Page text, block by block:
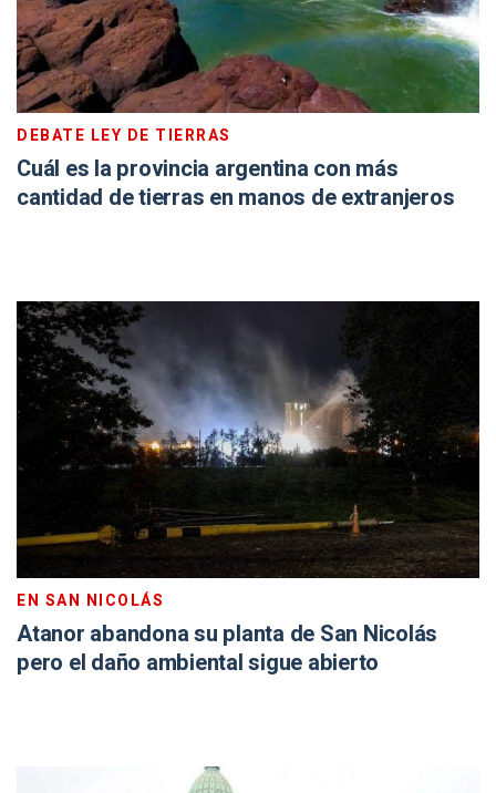
DEBATE LEY DE TIERRAS
Cuál es la provincia argentina con más
cantidad de tierras en manos de extranjeros
EN SAN NICOLÁS
Atanor abandona su planta de San Nicolás
pero el daño ambiental sigue abierto